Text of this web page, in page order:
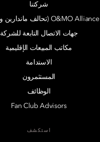
شركتنا
O&MO Alliance (تحالف ماندارين وأوبروي)
جهات الاتصال التابعة للشركة
مكاتب المبيعات الإقليمية
الاستدامة
المستثمرون
الوظائف
Fan Club Advisors
استكشف